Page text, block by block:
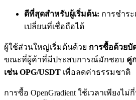
แนะนำ
ดีที่สุดสำหรับผู้เริ่มต้น: การชำร
เปลี่ยนที่เชื่อถือได้
ผู้ใช้ส่วนใหญ่เริ่มต้นด้วย การซื้อด้วยบั
ขณะที่ผู้ค้าที่มีประสบการณ์มักชอบ คู่
เช่น OPG/USDT เพื่อลดค่าธรรมชาติ
การซื้อ OpenGradient ใช้เวลาเพียง